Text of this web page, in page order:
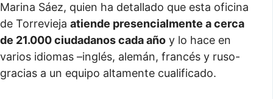
Marina Sáez, quien ha detallado que esta oficina
de Torrevieja atiende presencialmente a cerca
de 21.000 ciudadanos cada año y lo hace en
varios idiomas –inglés, alemán, francés y ruso-
gracias a un equipo altamente cualificado.